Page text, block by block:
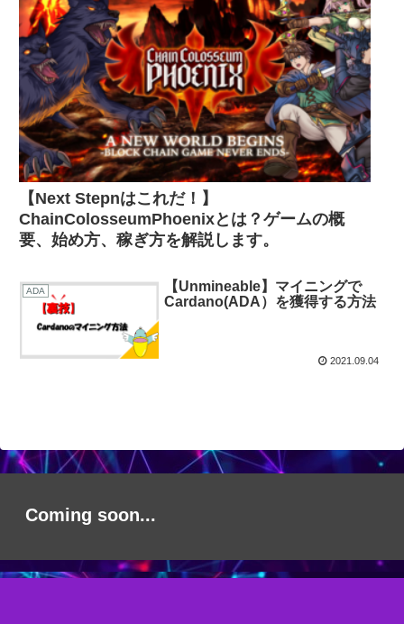
【Next Stepnはこれだ！】
ChainColosseumPhoenixとは？ゲームの概
要、始め方、稼ぎ方を解説します。
ADA
【Unmineable】マイニングで
Cardano(ADA）を獲得する方法
2021.09.04
Coming soon...